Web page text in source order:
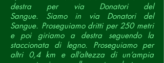
destra per via Donatori del
Sangue. Siamo in via Donatori del
Sangue. Proseguiamo dritti per 250 metri
e poi giriamo a destra seguendo la
staccionata di legno. Proseguiamo per
altri 0,4 km e all’altezza di un’ampia